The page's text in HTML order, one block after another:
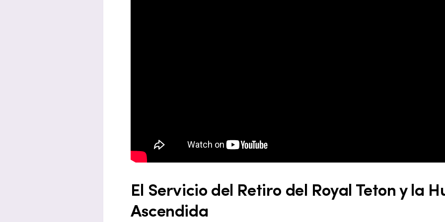
El Servicio del Retiro del Royal Teton y la
Ascendida